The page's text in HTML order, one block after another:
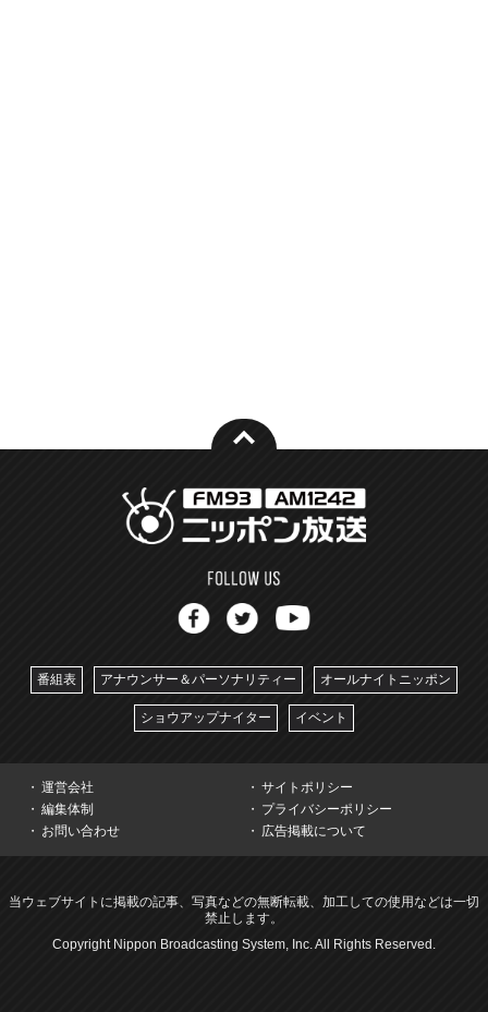
番組表 アナウンサー＆パーソナリティー オールナイトニッポン
ショウアップナイター イベント
運営会社
サイトポリシー
編集体制
プライバシーポリシー
お問い合わせ
広告掲載について
当ウェブサイトに掲載の記事、写真などの無断転載、加工しての使用などは一切
禁止します。
Copyright Nippon Broadcasting System, Inc. All Rights Reserved.